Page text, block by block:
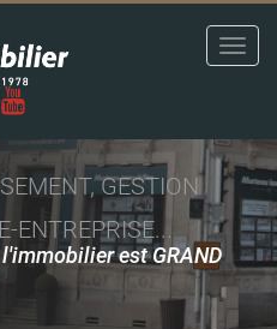
GESTION
ENTREPRISE...
est GRAND